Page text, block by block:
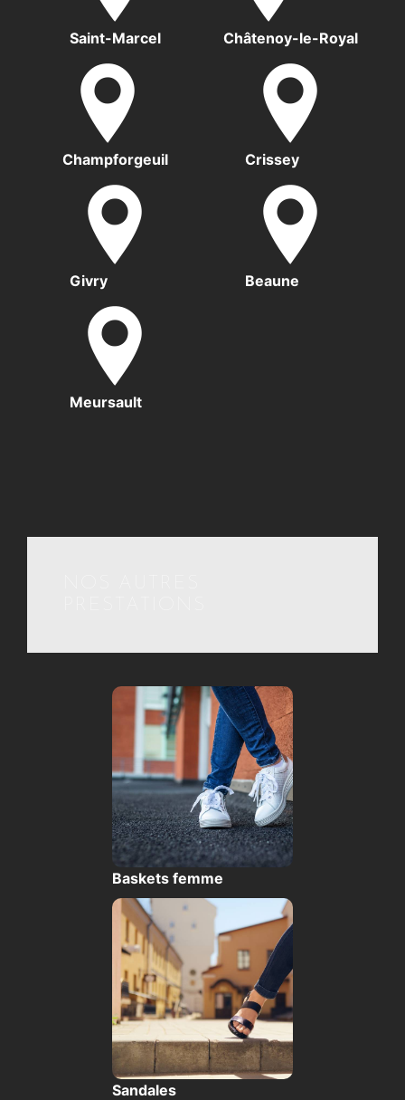
Saint-Marcel Châtenoy-le-Royal
Champforgeuil Crissey
Givry Beaune
Meursault
Baskets femme
Sandales